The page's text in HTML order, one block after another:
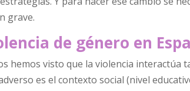
grave.
de género en
hemos visto que la violencia interactúa
es el contexto social (nivel